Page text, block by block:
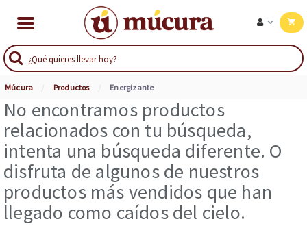
Múcura Productos Energizante
No encontramos productos
relacionados con tu búsqueda,
intenta una búsqueda diferente. O
disfruta de algunos de nuestros
productos más vendidos que han
llegado como caídos del cielo.